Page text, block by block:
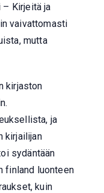
– Kirjeitä ja
vaivattomasti
mutta
kirjaston
ja
kirjailijan
sydäntään
finland luonteen
kuin